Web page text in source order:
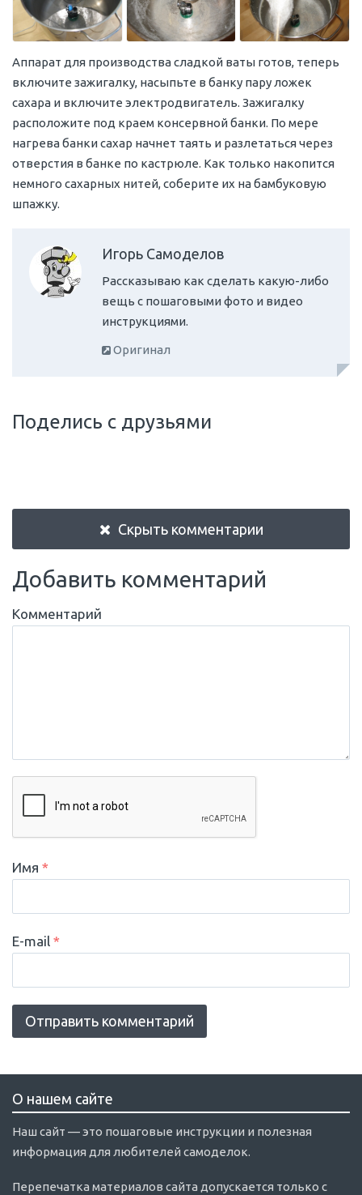
Аппарат для производства сладкой ваты готов, теперь
включите зажигалку, насыпьте в банку пару ложек
сахара и включите электродвигатель. Зажигалку
расположите под краем консервной банки. По мере
нагрева банки сахар начнет таять и разлетаться через
отверстия в банке по кастрюле. Как только накопится
немного сахарных нитей, соберите их на бамбуковую
шпажку.
Игорь Самоделов
Рассказываю как сделать какую-либо
вещь с пошаговыми фото и видео
инструкциями.
Оригинал
Поделись с друзьями
Скрыть комментарии
Добавить комментарий
Комментарий
Имя *
E-mail *
О нашем сайте
Наш сайт — это пошаговые инструкции и полезная
информация для любителей самоделок.
Перепечатка материалов сайта допускается только с